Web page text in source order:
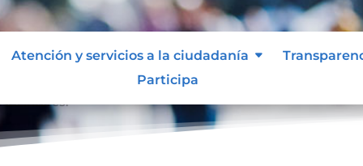
Atención y servicios a la ciudadanía
Participa
interés.